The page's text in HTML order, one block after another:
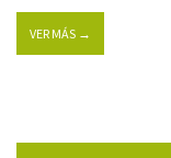
VER MÁS →